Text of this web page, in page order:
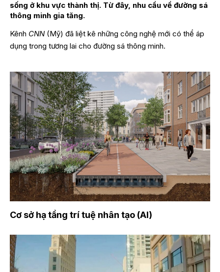
sống ở khu vực thành thị. Từ đây, nhu cầu về đường sá
thông minh gia tăng.
Kênh CNN (Mỹ) đã liệt kê những công nghệ mới có thể áp
dụng trong tương lai cho đường sá thông minh.
Cơ sở hạ tầng trí tuệ nhân tạo (AI)